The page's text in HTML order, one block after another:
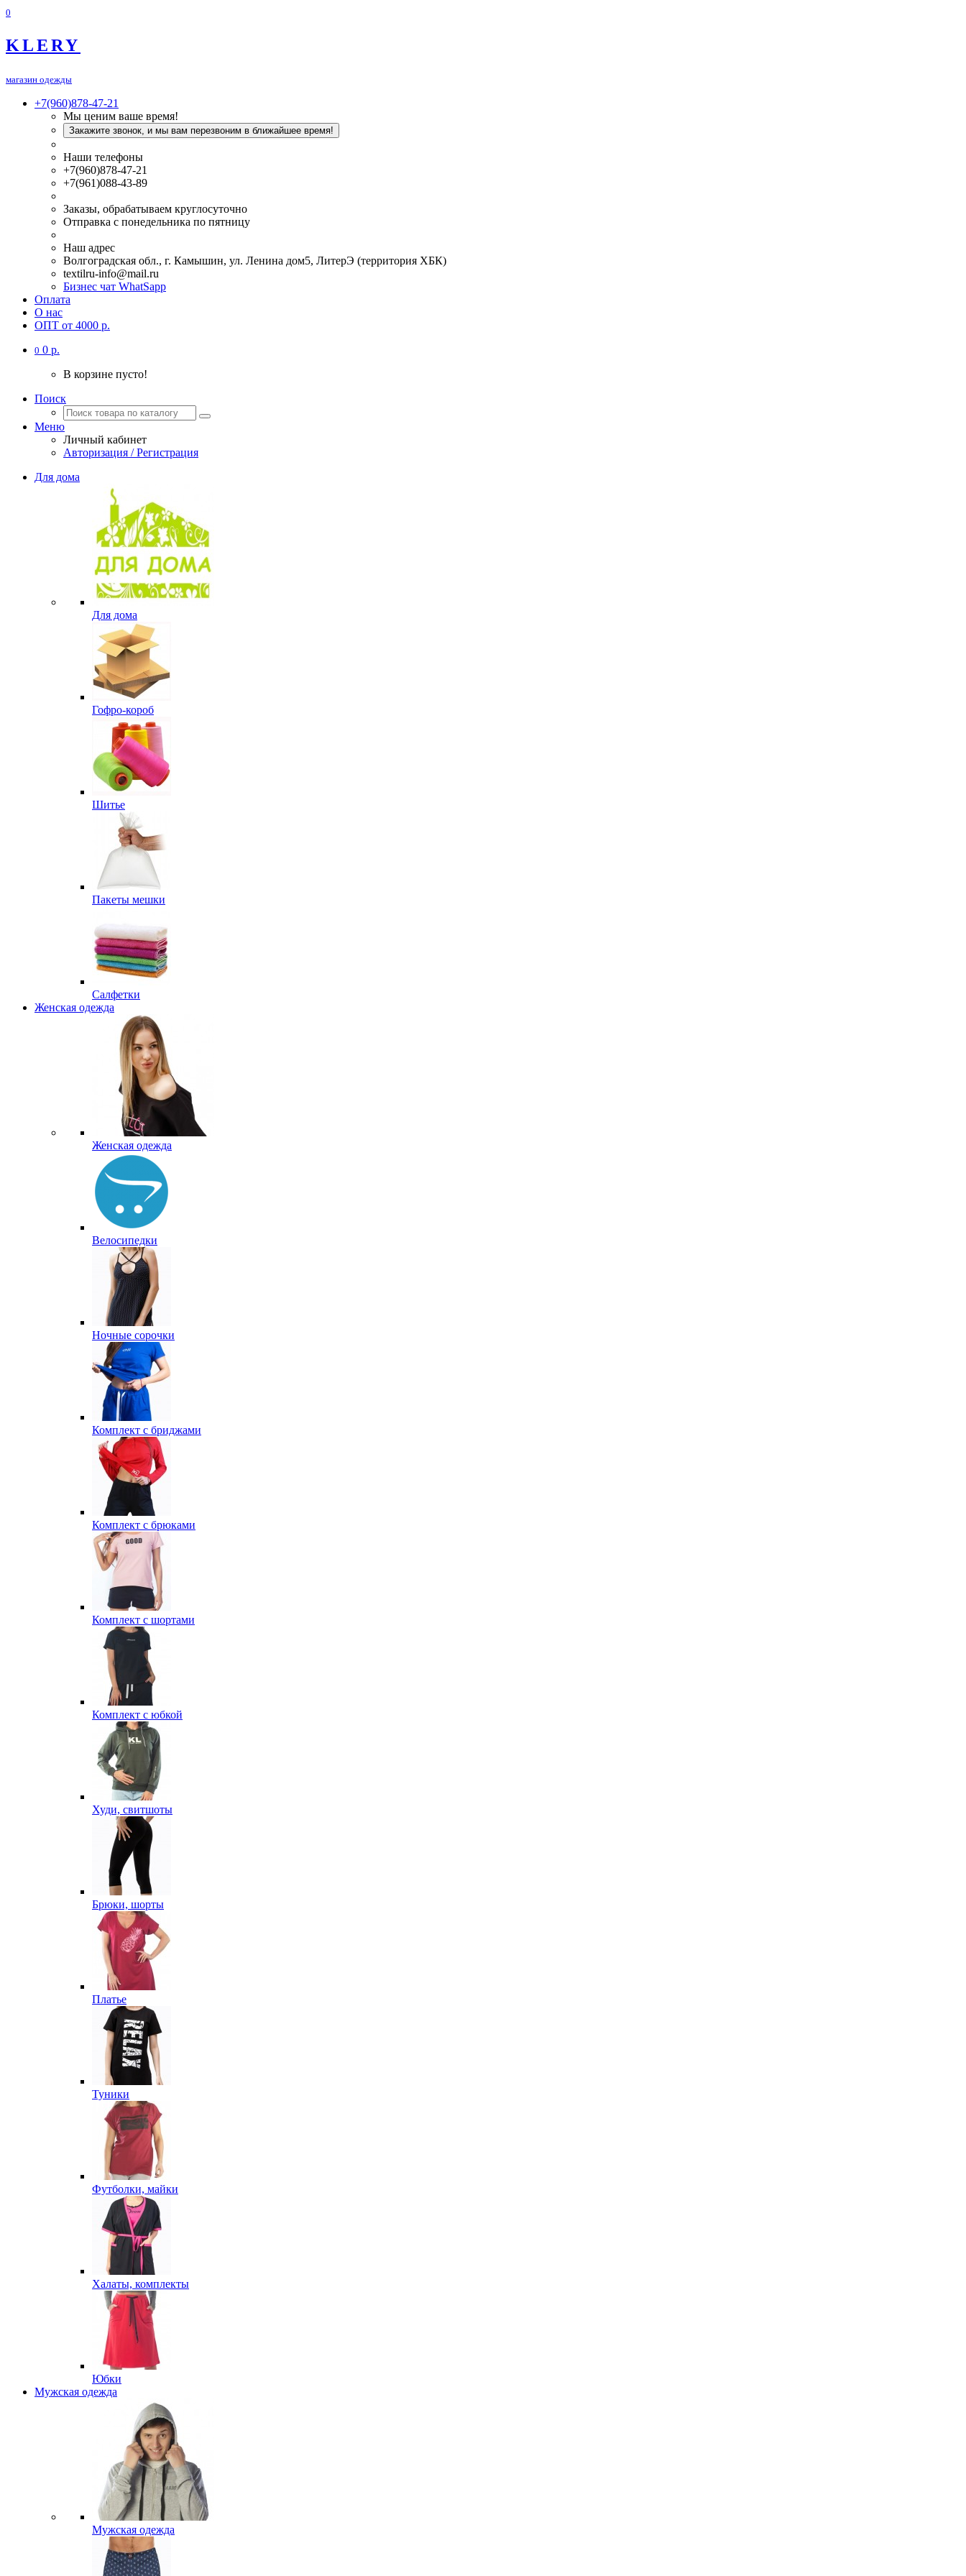
0
KLERY
магазин одежды
+7(960)878-47-21
Мы ценим ваше время!
Закажите звонок, и мы вам перезвоним в ближайшее время!
Наши телефоны
+7(960)878-47-21
+7(961)088-43-89
Заказы, обрабатываем круглосуточно
Отправка с понедельника по пятницу
Наш адрес
Волгоградская обл., г. Камышин, ул. Ленина дом5, ЛитерЭ (территория ХБК)
textilru-info@mail.ru
Бизнес чат WhatSapp
Оплата
О нас
ОПТ от 4000 р.
0 0 р.
В корзине пусто!
Поиск
Меню
Личный кабинет
Авторизация / Регистрация
Для дома
Для дома
Гофро-короб
Шитье
Пакеты мешки
Салфетки
Женская одежда
Женская одежда
Велосипедки
Ночные сорочки
Комплект с бриджами
Комплект с брюками
Комплект с шортами
Комплект с юбкой
Худи, свитшоты
Брюки, шорты
Платье
Туники
Футболки, майки
Халаты, комплекты
Юбки
Мужская одежда
Мужская одежда